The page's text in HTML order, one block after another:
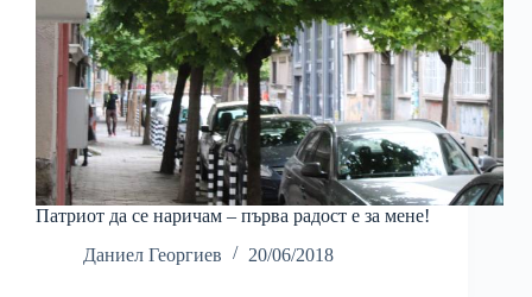
Патриот да се наричам – първа радост е за мене!
Даниел Георгиев
20/06/2018